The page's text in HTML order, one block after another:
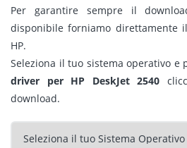
Per garantire sempre il
disponibile forniamo direttamente
HP.
Seleziona il tuo sistema operativo e
driver per HP DeskJet 2540
download.